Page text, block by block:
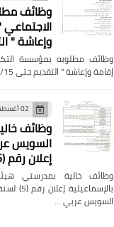
وظائف
وإعاشة "
وظائف مطلوبه بمؤسسة
إقامة وإعاشة " التقديم حتى 2026/8/15 للذكور والإناث اعلان…
02 أغسطس 2026
وظائف
السويس
إعلان رقم (5) لسنة 2026
وظائف خالية بمدرستي
السويس عربي …